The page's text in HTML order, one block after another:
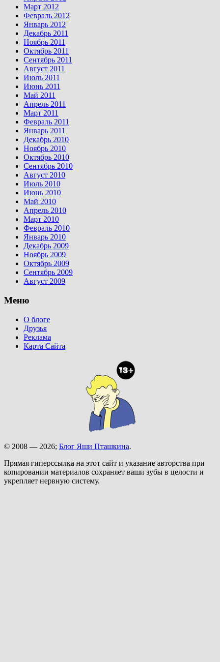
Март 2012
Февраль 2012
Январь 2012
Декабрь 2011
Ноябрь 2011
Октябрь 2011
Сентябрь 2011
Август 2011
Июль 2011
Июнь 2011
Май 2011
Апрель 2011
Март 2011
Февраль 2011
Январь 2011
Декабрь 2010
Ноябрь 2010
Октябрь 2010
Сентябрь 2010
Август 2010
Июль 2010
Июнь 2010
Май 2010
Апрель 2010
Март 2010
Февраль 2010
Январь 2010
Декабрь 2009
Ноябрь 2009
Октябрь 2009
Сентябрь 2009
Август 2009
Меню
О блоге
Друзья
Реклама
Карта Сайта
© 2008 — 2026; Блог Яши Пташкина.
Прямая гиперссылка на этот сайт и указание авторства при
копировании материалов сохраняет ваши зубы в целости и
укрепляет нервную систему.